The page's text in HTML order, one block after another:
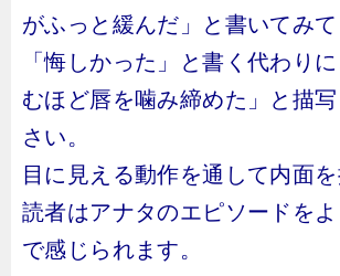
がふっと緩んだ」と書いてみて
「悔しかった」と書く代わり
むほど唇を噛み締めた」と描
さい。
目に見える動作を通して内面を
読者はアナタのエピソードを
で感じられます。